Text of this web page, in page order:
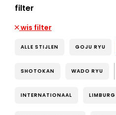
filter
wis filter
ALLE STIJLEN GOJU RYU
SHOTOKAN WADO RYU
INTERNATIONAAL LIMBURG